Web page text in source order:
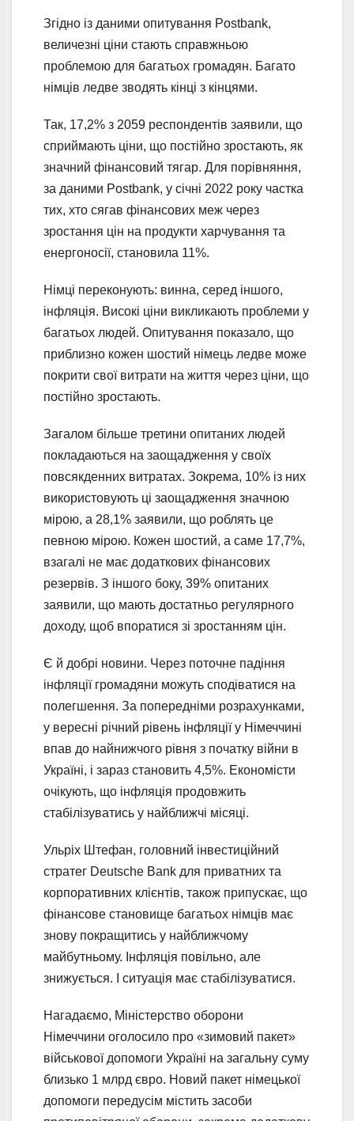
Згідно із даними опитування Postbank,
величезні ціни стають справжньою
проблемою для багатьох громадян. Багато
німців ледве зводять кінці з кінцями.
Так, 17,2% з 2059 респондентів заявили, що
сприймають ціни, що постійно зростають, як
значний фінансовий тягар. Для порівняння,
за даними Postbank, у січні 2022 року частка
тих, хто сягав фінансових меж через
зростання цін на продукти харчування та
енергоносії, становила 11%.
Німці переконують: винна, серед іншого,
інфляція. Високі ціни викликають проблеми у
багатьох людей. Опитування показало, що
приблизно кожен шостий німець ледве може
покрити свої витрати на життя через ціни, що
постійно зростають.
Загалом більше третини опитаних людей
покладаються на заощадження у своїх
повсякденних витратах. Зокрема, 10% із них
використовують ці заощадження значною
мірою, а 28,1% заявили, що роблять це
певною мірою. Кожен шостий, а саме 17,7%,
взагалі не має додаткових фінансових
резервів. З іншого боку, 39% опитаних
заявили, що мають достатньо регулярного
доходу, щоб впоратися зі зростанням цін.
Є й добрі новини. Через поточне падіння
інфляції громадяни можуть сподіватися на
полегшення. За попередніми розрахунками,
у вересні річний рівень інфляції у Німеччині
впав до найнижчого рівня з початку війни в
Україні, і зараз становить 4,5%. Економісти
очікують, що інфляція продовжить
стабілізуватись у найближчі місяці.
Ульріх Штефан, головний інвестиційний
стратег Deutsche Bank для приватних та
корпоративних клієнтів, також припускає, що
фінансове становище багатьох німців має
знову покращитись у найближчому
майбутньому. Інфляція повільно, але
знижується. І ситуація має стабілізуватися.
Нагадаємо, Міністерство оборони
Німеччини оголосило про «зимовий пакет»
військової допомоги Україні на загальну суму
близько 1 млрд євро. Новий пакет німецької
допомоги передусім містить засоби